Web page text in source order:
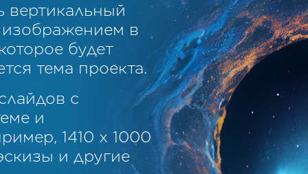
вертикальный
в
будет
тема проекта.
с
и
1410 х 1000
и другие